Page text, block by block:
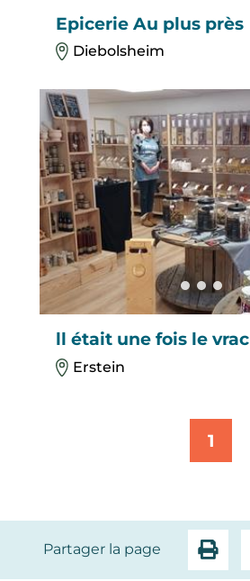
Epicerie Au plus près
Diebolsheim
ll était une fois le vrac
Erstein
1
Partager la page